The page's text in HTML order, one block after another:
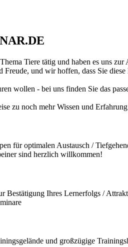
Tiere tätig und haben es uns
und wir hoffen, dass Sie
wollen - bei uns finden Sie das
zu noch mehr Wissen und
für optimalen Austausch /
sind herzlich willkommen!
Ihres Lernerfolgs /
und großzügige